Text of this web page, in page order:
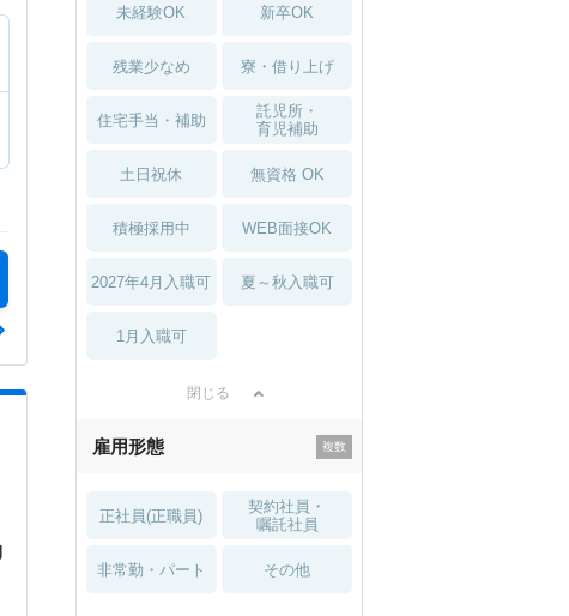
未経験OK 新卒OK
残業少なめ 寮・借り上げ
住宅手当・補助
託児所・
育児補助
土日祝休 無資格 OK
積極採用中 WEB面接OK
2027年4月入職可 夏～秋入職可
1月入職可
閉じる
雇用形態
正社員(正職員)
契約社員・
嘱託社員
非常勤・パート その他